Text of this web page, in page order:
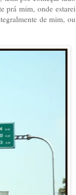
prá mim, onde estarei
de mim, ou